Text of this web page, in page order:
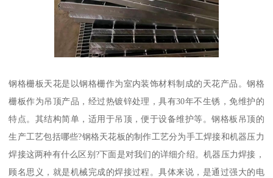
钢格栅板天花是以钢格栅作为室内装饰材料制成的天花产品。钢格
栅板作为吊顶产品，经过热镀锌处理，具有30年不生锈，免维护的
特点。其结构简单，适用于吊顶，便于设备维护等。钢格板吊顶的
生产工艺包括哪些?钢格天花板的制作工艺分为手工焊接和机器压力
焊接这两种有什么区别?下面是对我们的详细介绍。机器压力焊接，
顾名思义，就是机械完成的焊接过程。具体来说，是通过强大的电